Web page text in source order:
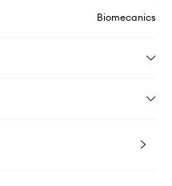
Biomecanics